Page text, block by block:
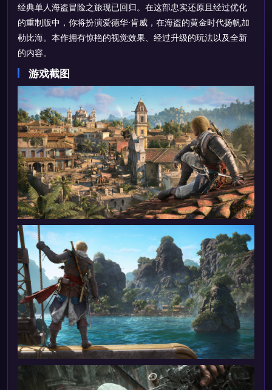
经典单人海盗冒险之旅现已回归。在这部忠实还原且经过优化
的重制版中，你将扮演爱德华·肯威，在海盗的黄金时代扬帆加
勒比海。本作拥有惊艳的视觉效果、经过升级的玩法以及全新
的内容。
游戏截图